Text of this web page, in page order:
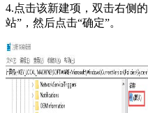
4.点击该新建项，双击右侧
站”，然后点击“确定”。